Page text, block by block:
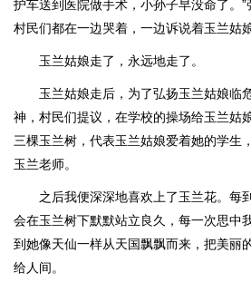
护车送到医院做手术，小孙子早没命了。
村民们都在一边哭着，一边诉说着玉兰姑
玉兰姑娘走了，永远地走了。
玉兰姑娘走后，为了弘扬玉兰姑娘临
神，村民们提议，在学校的操场给玉兰姑
三棵玉兰树，代表玉兰姑娘爱着她的学生
玉兰老师。
之后我便深深地喜欢上了玉兰花。每
会在玉兰树下默默站立良久，每一次思中
到她像天仙一样从天国飘飘而来，把美丽
给人间。